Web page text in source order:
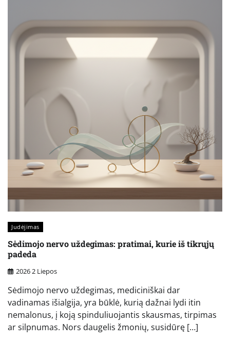
Judėjimas
Sėdimojo nervo uždegimas: pratimai, kurie iš tikrųjų
padeda
2026 2 Liepos
Sėdimojo nervo uždegimas, mediciniškai dar
vadinamas išialgija, yra būklė, kurią dažnai lydi itin
nemalonus, į koją spinduliuojantis skausmas, tirpimas
ar silpnumas. Nors daugelis žmonių, susidūrę […]